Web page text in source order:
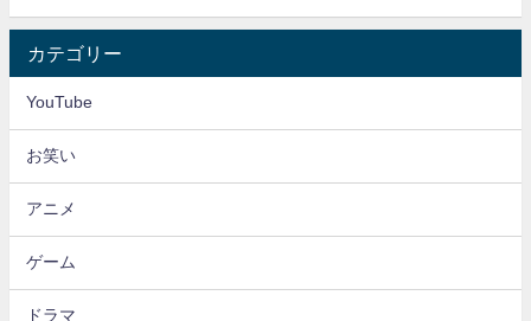
カテゴリー
YouTube
お笑い
アニメ
ゲーム
ドラマ